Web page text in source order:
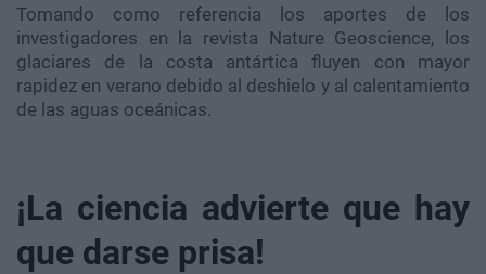
Tomando como referencia los aportes de los
investigadores en la revista Nature Geoscience, los
glaciares de la costa antártica fluyen con mayor
rapidez en verano debido al deshielo y al calentamiento
de las aguas oceánicas.
¡La ciencia advierte que hay
que darse prisa!